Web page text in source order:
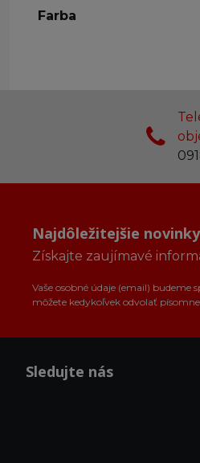
Farba
Najdôležitejšie
Získajte zaujímavé
Vaše osobné údaje (email)
môžete kedykoľvek odvolať
Sledujte nás